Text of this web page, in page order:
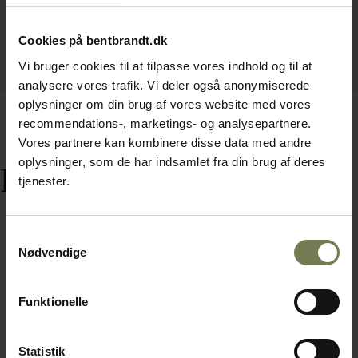
Cookies på bentbrandt.dk
Vi bruger cookies til at tilpasse vores indhold og til at
analysere vores trafik. Vi deler også anonymiserede
oplysninger om din brug af vores website med vores
recommendations-, marketings- og analysepartnere.
Vores partnere kan kombinere disse data med andre
oplysninger, som de har indsamlet fra din brug af deres
tjenester.
Nødvendige
Funktionelle
Statistik
Relaterede varer